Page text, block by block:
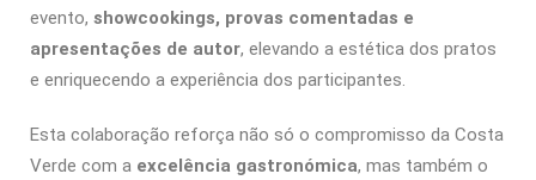
evento, showcookings, provas comentadas e
apresentações de autor, elevando a estética dos pratos
e enriquecendo a experiência dos participantes.
Esta colaboração reforça não só o compromisso da Costa
Verde com a excelência gastronómica, mas também o